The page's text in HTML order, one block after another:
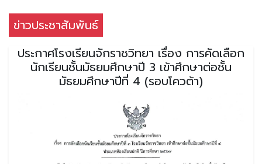
ข่าวประชาสัมพันธ์
ประกาศโรงเรียนจักราชวิทยา เรื่อง การคัดเลือก
นักเรียนชั้นมัธยมศึกษาปี 3 เข้าศึกษาต่อชั้น
มัธยมศึกษาปีที่ 4 (รอบโควต้า)